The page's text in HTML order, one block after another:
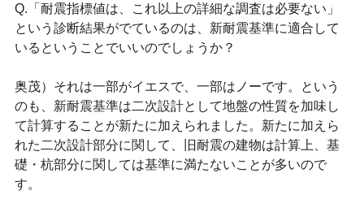
Q.「耐震指標値は、これ以上の詳細な調査は必要ない」
という診断結果がでているのは、新耐震基準に適合して
いるということでいいのでしょうか？
奥茂）それは一部がイエスで、一部はノーです。という
のも、新耐震基準は二次設計として地盤の性質を加味し
て計算することが新たに加えられました。新たに加えら
れた二次設計部分に関して、旧耐震の建物は計算上、基
礎・杭部分に関しては基準に満たないことが多いので
す。